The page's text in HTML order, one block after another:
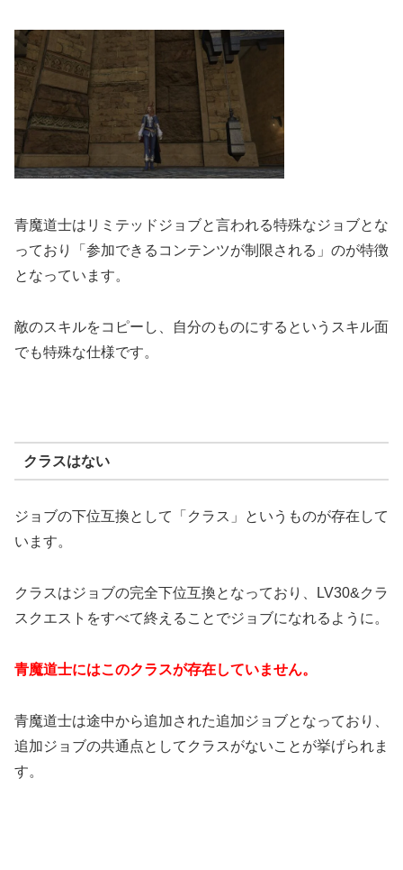
青魔道士はリミテッドジョブと言われる特殊なジョブとな
っており「参加できるコンテンツが制限される」のが特徴
となっています。
敵のスキルをコピーし、自分のものにするというスキル面
でも特殊な仕様です。
クラスはない
ジョブの下位互換として「クラス」というものが存在して
います。
クラスはジョブの完全下位互換となっており、LV30&クラ
スクエストをすべて終えることでジョブになれるように。
青魔道士にはこのクラスが存在していません。
青魔道士は途中から追加された追加ジョブとなっており、
追加ジョブの共通点としてクラスがないことが挙げられま
す。